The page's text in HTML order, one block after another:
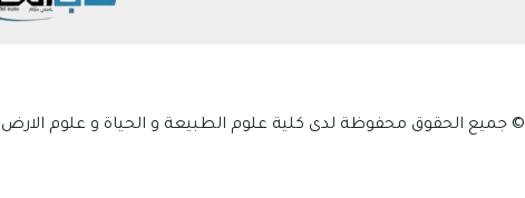
© جميع الحقوق محفوظة لدى كلية علوم الطبيعة و الحياة و علوم الارض 2023 .جامعة الجيلالي بونعامة خميس مليانة